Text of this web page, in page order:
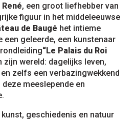
, een groot liefhebber van
figuur in het middeleeuwse
de Baugé het intieme
een geleerde, een kunstenaar
“Le Palais du Roi
zijn wereld: dagelijks leven,
zelfs een verbazingwekkend
meeslepende en
geschiedenis en natuur